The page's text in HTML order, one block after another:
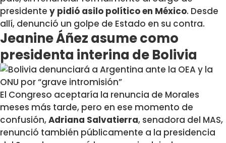
presidente y pidió asilo político en México. Desde
allí, denunció un golpe de Estado en su contra.
Jeanine Áñez asume como
presidenta interina de Bolivia
El Congreso aceptaría la renuncia de Morales
meses más tarde, pero en ese momento de
confusión,Adriana Salvatierra, senadora del MAS,
renunció también públicamente a la presidencia